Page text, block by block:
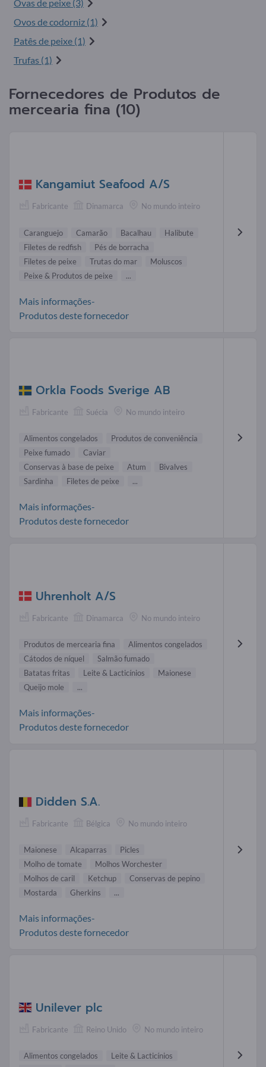
Ovas de peixe (3)
Ovos de codorniz (1)
Patês de peixe (1)
Trufas (1)
Fornecedores de Produtos de
mercearia fina (10)
Kangamiut Seafood A/S
Fabricante Dinamarca No mundo inteiro
Caranguejo Camarão Bacalhau
Halibute
Filetes de redfish
Pés de borracha
Filetes de peixe
Trutas do mar
Moluscos
Peixe & Produtos de peixe
...
Mais informações-
Produtos deste fornecedor
Orkla Foods Sverige AB
Fabricante Suécia No mundo inteiro
Alimentos congelados
Produtos de conveniência
Peixe fumado
Caviar
Conservas à base de peixe
Atum
Bivalves
Sardinha
Filetes de peixe ...
Mais informações-
Produtos deste fornecedor
Uhrenholt A/S
Fabricante Dinamarca No mundo inteiro
Produtos de mercearia fina
Alimentos congelados
Cátodos de níquel
Salmão fumado
Batatas fritas
Leite & Lacticínios
Maionese
Queijo mole
...
Mais informações-
Produtos deste fornecedor
Didden S.A.
Fabricante Bélgica No mundo inteiro
Maionese Alcaparras
Picles
Molho de tomate
Molhos Worchester
Molhos de caril
Ketchup
Conservas de pepino
Mostarda
Gherkins ...
Mais informações-
Produtos deste fornecedor
Unilever plc
Fabricante Reino Unido No mundo inteiro
Alimentos congelados
Leite & Lacticínios